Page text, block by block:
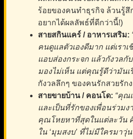
ร้อยของคนทำธุรกิจ ล้วนรู้สึ
อยากได้ผลลัพธ์ที่ดีกว่านี้!)
สายสกินแคร์ / อาหารเสริม:
คนดูแลตัวเองดีมาก แต่เรา
แอบส่องกระจก แล้วกังวลกั
มองไม่เห็น แต่คุณรู้ดีว่ามัน
กังวลลึกๆ ของคนรักสวยรัก
สายขายบ้าน / คอนโด: “คุณ
และเป็นที่รักของเพื่อนร่วม
คุณโหยหาที่สุดในแต่ละวัน
ใน ‘มุมสงบ’ ที่ไม่มีใครมา